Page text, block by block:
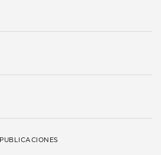
PUBLICACIONES